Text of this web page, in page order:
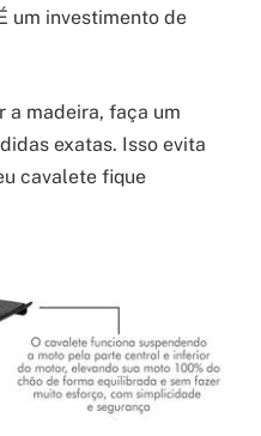
um investimento de
a madeira, faça um
exatas. Isso evita
cavalete fique